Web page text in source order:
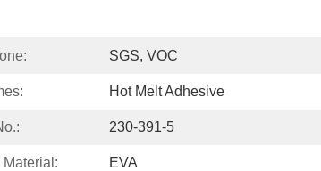
SGS, VOC
Hot Melt Adhesive
230-391-5
Material: EVA